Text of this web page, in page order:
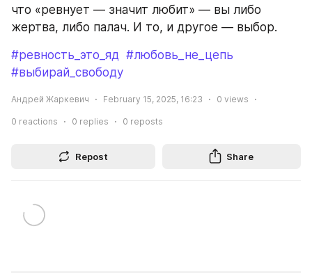
что «ревнует — значит любит» — вы либо
жертва, либо палач. И то, и другое — выбор.
#ревность_это_яд #любовь_не_цепь
#выбирай_свободу
Андрей Жаркевич February 15, 2025, 16:23 0 views
0 reactions 0 replies 0 reposts
Repost Share